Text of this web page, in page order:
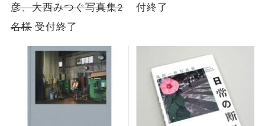
彦、大西みつぐ写真集2
名様受付終了
付終了